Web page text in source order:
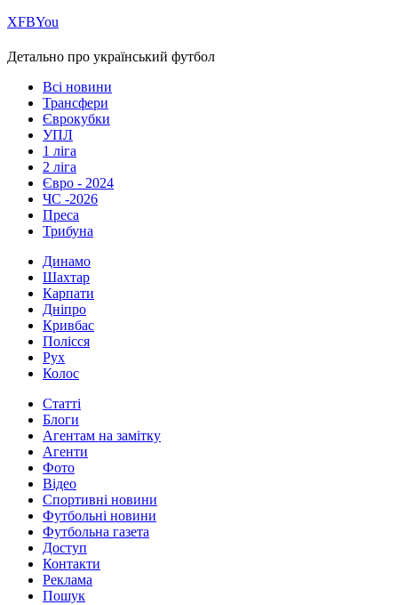
ХFBYou
Детально про український футбол
Всі новини
Трансфери
Єврокубки
УПЛ
1 ліга
2 ліга
Євро - 2024
ЧС -2026
Преса
Трибуна
Динамо
Шахтар
Карпати
Дніпро
Кривбас
Полісся
Рух
Колос
Статті
Блоги
Агентам на замітку
Агенти
Фото
Відео
Спортивні новини
Футбольні новини
Футбольна газета
Доступ
Контакти
Реклама
Пошук